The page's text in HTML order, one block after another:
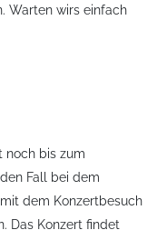
Warten wirs einfach
noch bis zum
Fall bei dem
dem Konzertbesuch
Das Konzert findet